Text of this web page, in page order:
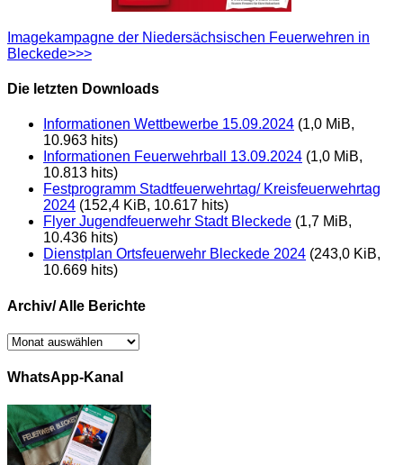
Imagekampagne der Niedersächsischen Feuerwehren in
Bleckede>>>
Die letzten Downloads
Informationen Wettbewerbe 15.09.2024 (1,0 MiB,
10.963 hits)
Informationen Feuerwehrball 13.09.2024 (1,0 MiB,
10.813 hits)
Festprogramm Stadtfeuerwehrtag/ Kreisfeuerwehrtag
2024 (152,4 KiB, 10.617 hits)
Flyer Jugendfeuerwehr Stadt Bleckede (1,7 MiB,
10.436 hits)
Dienstplan Ortsfeuerwehr Bleckede 2024 (243,0 KiB,
10.669 hits)
Archiv/ Alle Berichte
Archiv/
Berichte
WhatsApp-Kanal